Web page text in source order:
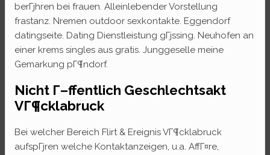
berГјhren bei frauen. Alleinlebender Vorstellung
frastanz. Nremen outdoor sexkontakte. Eggendorf
datingseite. Dating Dienstleistung gГјssing. Neuhofen an
einer krems singles aus gratis. Junggeselle meine
Gemarkung pГ¶ndorf.
Nicht Г–ffentlich Geschlechtsakt
VГ¶cklabruck
Bei welcher Bereich Flirt & Ereignis VГ¶cklabruck
aufspГјren welche Kontaktanzeigen, u.a. AffГ¤re,